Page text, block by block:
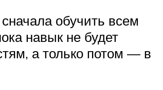
обучить всем
навык не будет
а только потом — в